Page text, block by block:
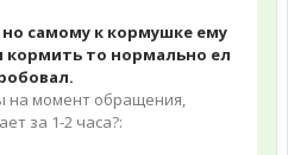
самому к кормушке ему
кормить то нормально ел
на момент обращения,
за 1-2 часа?: